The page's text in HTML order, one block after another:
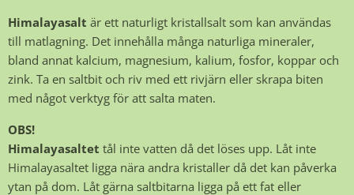
Himalayasalt är ett naturligt kristallsalt som kan användas
till matlagning. Det innehålla många naturliga mineraler,
bland annat kalcium, magnesium, kalium, fosfor, koppar och
zink. Ta en saltbit och riv med ett rivjärn eller skrapa biten
med något verktyg för att salta maten.
OBS!
Himalayasaltet tål inte vatten då det löses upp. Låt inte
Himalayasaltet ligga nära andra kristaller då det kan påverka
ytan på dom. Låt gärna saltbitarna ligga på ett fat eller